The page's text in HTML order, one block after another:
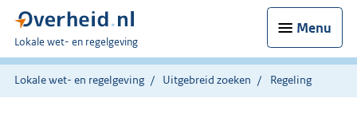
Menu
U
bent
hier:
Lokale wet- en regelgeving
Lokale wet- en regelgeving Uitgebreid zoeken Regeling